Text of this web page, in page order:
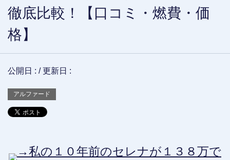
徹底比較！【口コミ・燃費・価
格】
公開日 : / 更新日 :
アルファード
→私の１０年前のセレナが１３８万で